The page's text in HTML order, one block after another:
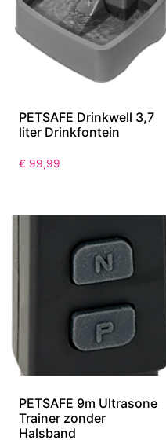
PETSAFE Drinkwell 3,7
liter Drinkfontein
€ 99,99
PETSAFE 9m Ultrasone
Trainer zonder
Halsband